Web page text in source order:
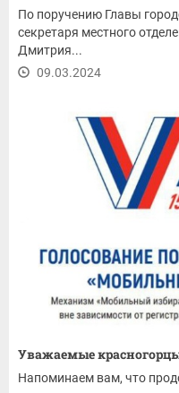
По поручению Главы
секретаря местного
Дмитрия...
09.03.2024
Уважаемые
Напоминаем вам, что